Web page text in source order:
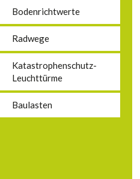
Bodenrichtwerte
Radwege
Katastrophenschutz-
Leuchttürme
Baulasten